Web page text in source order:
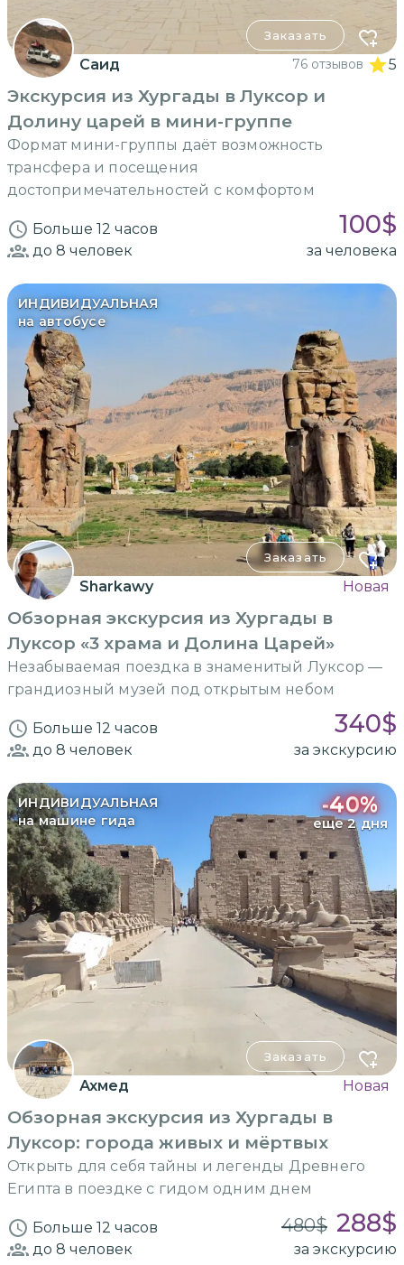
Заказать
Саид 76 отзывов 5
Экскурсия из Хургады в Луксор и
Долину царей в мини-группе
Формат мини-группы даёт возможность
трансфера и посещения
достопримечательностей с комфортом
Больше 12 часов 100$
до 8 человек за человека
ИНДИВИДУАЛЬНАЯ
на автобусе
Заказать
Sharkawy Новая
Обзорная экскурсия из Хургады в
Луксор «3 храма и Долина Царей»
Незабываемая поездка в знаменитый Луксор —
грандиозный музей под открытым небом
Больше 12 часов 340$
до 8 человек за экскурсию
ИНДИВИДУАЛЬНАЯ
на машине гида
-40%
еще 2 дня
Заказать
Ахмед Новая
Обзорная экскурсия из Хургады в
Луксор: города живых и мёртвых
Открыть для себя тайны и легенды Древнего
Египта в поездке с гидом одним днем
Больше 12 часов 480$ 288$
до 8 человек за экскурсию